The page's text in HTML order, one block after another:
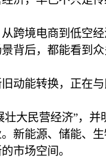
境电商到低空经
背后，都能看到
能转换，正在与
大民营经济”，并
新能源、储能、
市场空间。